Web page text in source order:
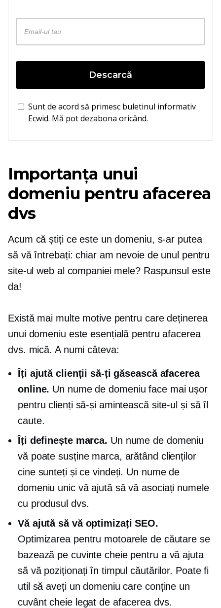
Descarcă
Sunt de acord să primesc buletinul informativ
Ecwid. Mă pot dezabona oricând.
Importanța unui
domeniu pentru afacerea
dvs
Acum că știți ce este un domeniu, s-ar putea
să vă întrebați: chiar am nevoie de unul pentru
site-ul web al companiei mele? Raspunsul este
da!
Există mai multe motive pentru care deținerea
unui domeniu este esențială pentru afacerea
dvs. mică. A numi câteva:
Îți ajută clienții să-ți găsească afacerea
online. Un nume de domeniu face mai ușor
pentru clienți să-și amintească site-ul și să îl
caute.
Îți definește marca. Un nume de domeniu
vă poate susține marca, arătând clienților
cine sunteți și ce vindeți. Un nume de
domeniu unic vă ajută să vă asociați numele
cu produsul dvs.
Vă ajută să vă optimizați SEO.
Optimizarea pentru motoarele de căutare se
bazează pe cuvinte cheie pentru a vă ajuta
să vă poziționați în timpul căutărilor. Poate fi
util să aveți un domeniu care conține un
cuvânt cheie legat de afacerea dvs.